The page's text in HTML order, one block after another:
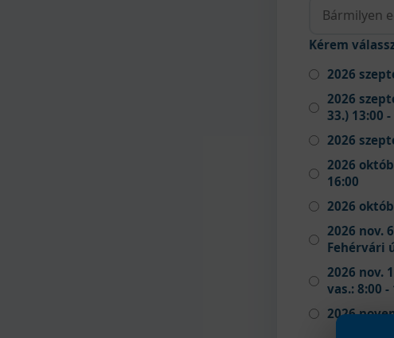
Kérem
2026
2026
33.) 13:00 -
2026
2026
16:00
2026
2026 nov.
Fehérvári
2026 nov.
vas.: 8:00 -
2026